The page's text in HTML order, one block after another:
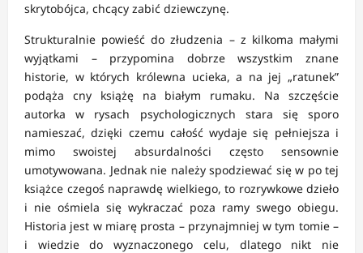
skrytobójca, chcący zabić dziewczynę.
Strukturalnie powieść do złudzenia – z kilkoma małymi
wyjątkami – przypomina dobrze wszystkim znane
historie, w których królewna ucieka, a na jej „ratunek”
podąża cny książę na białym rumaku. Na szczęście
autorka w rysach psychologicznych stara się sporo
namieszać, dzięki czemu całość wydaje się pełniejsza i
mimo swoistej absurdalności często sensownie
umotywowana. Jednak nie należy spodziewać się w po tej
książce czegoś naprawdę wielkiego, to rozrywkowe dzieło
i nie ośmiela się wykraczać poza ramy swego obiegu.
Historia jest w miarę prosta – przynajmniej w tym tomie –
i wiedzie do wyznaczonego celu, dlatego nikt nie